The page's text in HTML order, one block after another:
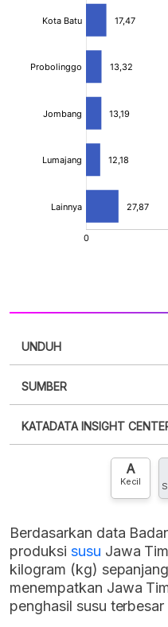
UNDUH
XLS
SUMBER
punya akun?Silakan
KATADATA INSIGHT
HubungiA
Kecil
Berdasarkan data
produksi susu Jawa
kilogram (kg)
menempatkan Jawa
penghasil susu